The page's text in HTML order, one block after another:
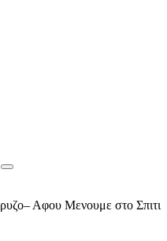
Αναζήτηση
Αφου Μενουμε στο Σπιτι